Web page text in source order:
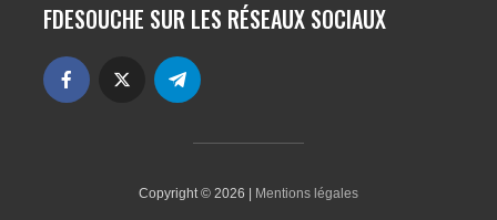
FDESOUCHE SUR LES RÉSEAUX SOCIAUX
Copyright © 2026 | Mentions légales